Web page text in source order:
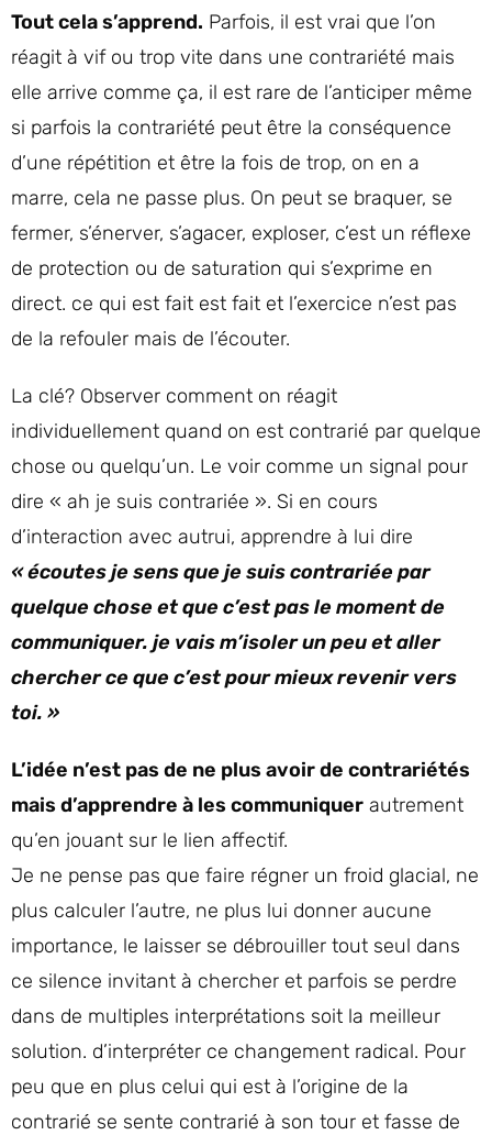
Tout cela s’apprend. Parfois, il est vrai que l’on
réagit à vif ou trop vite dans une contrariété mais
elle arrive comme ça, il est rare de l’anticiper même
si parfois la contrariété peut être la conséquence
d’une répétition et être la fois de trop, on en a
marre, cela ne passe plus. On peut se braquer, se
fermer, s’énerver, s’agacer, exploser, c’est un réflexe
de protection ou de saturation qui s’exprime en
direct. ce qui est fait est fait et l’exercice n’est pas
de la refouler mais de l’écouter.
La clé? Observer comment on réagit
individuellement quand on est contrarié par quelque
chose ou quelqu’un. Le voir comme un signal pour
dire « ah je suis contrariée ». Si en cours
d’interaction avec autrui, apprendre à lui dire
« écoutes je sens que je suis contrariée par
quelque chose et que c’est pas le moment de
communiquer. je vais m’isoler un peu et aller
chercher ce que c’est pour mieux revenir vers
toi. »
L’idée n’est pas de ne plus avoir de contrariétés
mais d’apprendre à les communiquer autrement
qu’en jouant sur le lien affectif.
Je ne pense pas que faire régner un froid glacial, ne
plus calculer l’autre, ne plus lui donner aucune
importance, le laisser se débrouiller tout seul dans
ce silence invitant à chercher et parfois se perdre
dans de multiples interprétations soit la meilleur
solution. d’interpréter ce changement radical. Pour
peu que en plus celui qui est à l’origine de la
contrarié se sente contrarié à son tour et fasse de